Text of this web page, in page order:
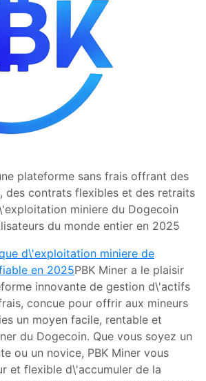
plateforme sans frais offrant des
des contrats flexibles et des retraits
miniere du Dogecoin
du monde entier en 2025
d\'exploitation miniere de
en 2025PBK Miner a le plaisir
innovante de gestion d\'actifs
concue pour offrir aux mineurs
un moyen facile, rentable et
du Dogecoin. Que vous soyez un
ou un novice, PBK Miner vous
et flexible d\'accumuler de la